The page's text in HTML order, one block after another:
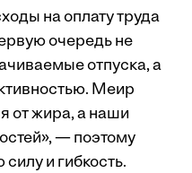
на оплату труда
очередь не
отпуска, а
Меир
от жира, а наши
— поэтому
и гибкость.